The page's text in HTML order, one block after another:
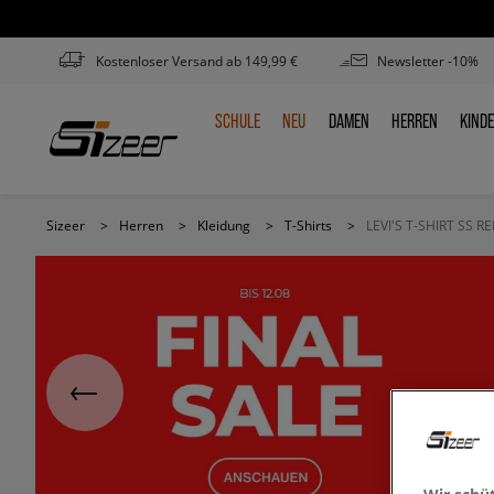
Kostenloser Versand ab 149,99 € Newsletter -10%
SCHULE
SCHULE NEU
NEU DAMEN
DAMEN HERREN
HERREN
Sizeer > Herren > Kleidung > T-Shirts > LEVI'S T-SHIRT SS